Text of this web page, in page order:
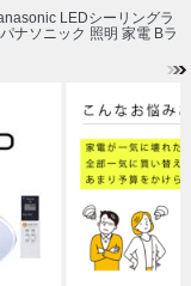
LEDシーリングラ
ナソニック 照明 家電 Bラ